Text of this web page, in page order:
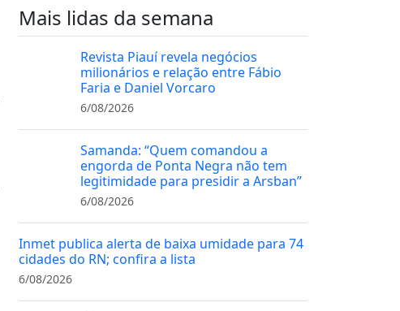
Mais lidas da semana
Revista Piauí revela negócios
milionários e relação entre Fábio
Faria e Daniel Vorcaro
6/08/2026
Samanda: “Quem comandou a
engorda de Ponta Negra não tem
legitimidade para presidir a Arsban”
6/08/2026
Inmet publica alerta de baixa umidade para 74
cidades do RN; confira a lista
6/08/2026